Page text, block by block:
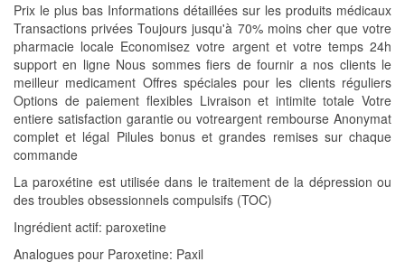
Prix le plus bas Informations détaillées sur les produits médicaux
Transactions privées Toujours jusqu'à 70% moins cher que votre
pharmacie locale Economisez votre argent et votre temps 24h
support en ligne Nous sommes fiers de fournir a nos clients le
meilleur medicament Offres spéciales pour les clients réguliers
Options de paiement flexibles Livraison et intimite totale Votre
entiere satisfaction garantie ou votreargent rembourse Anonymat
complet et légal Pilules bonus et grandes remises sur chaque
commande
La paroxétine est utilisée dans le traitement de la dépression ou
des troubles obsessionnels compulsifs (TOC)
Ingrédient actif: paroxetine
Analogues pour Paroxetine: Paxil